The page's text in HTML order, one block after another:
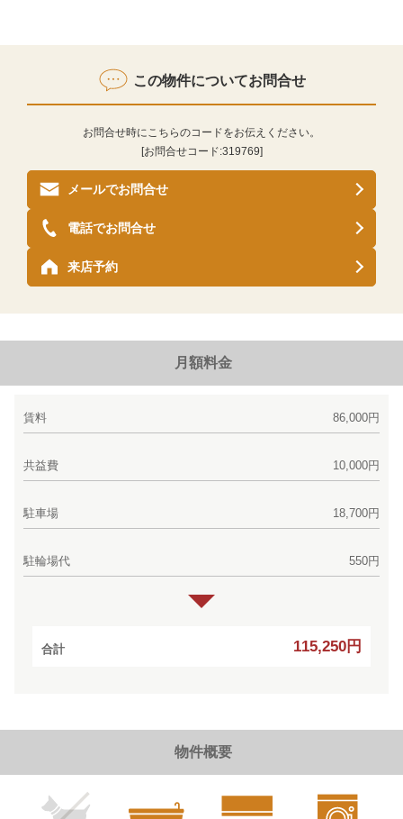
この物件についてお問合せ
お問合せ時にこちらのコードをお伝えください。
[お問合せコード:319769]
メールでお問合せ
来店予約
電話でお問合せ
月額料金
賃料 86,000円
共益費 10,000円
駐車場 18,700円
駐輪場代 550円
合計 115,250円
物件概要